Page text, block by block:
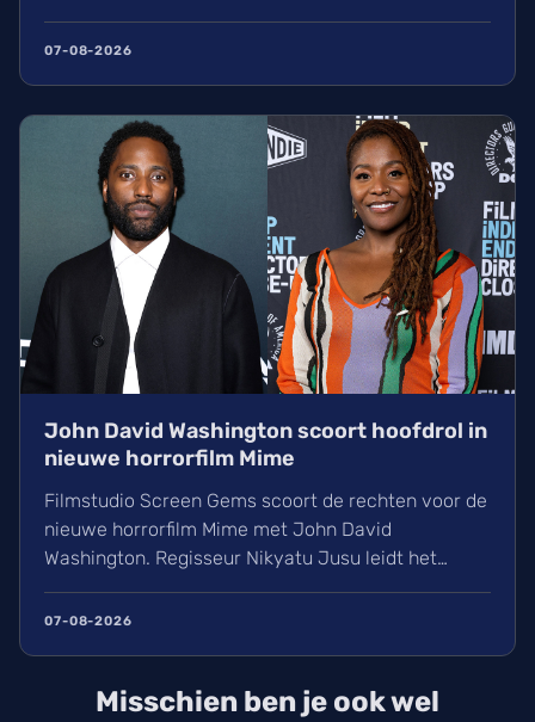
Zelda vertolken. De film, geregisseerd door Wes
wachten!
07-08-2026
John David Washington scoort hoofdrol in
nieuwe horrorfilm Mime
Filmstudio Screen Gems scoort de rechten voor de
nieuwe horrorfilm Mime met John David
Washington. Regisseur Nikyatu Jusu leidt het
bovennatuurlijke project. Ontdek ook het laatste
nieuws over streamingtoppers zoals Hit Man en
Thursday Murder Club.
07-08-2026
Misschien ben je ook wel